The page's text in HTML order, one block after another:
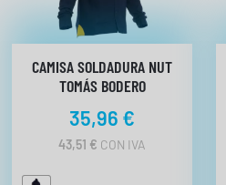
CAMISA SOLDADURA NUT
TOMÁS BODERO
35,96 €
43,51 € CON IVA